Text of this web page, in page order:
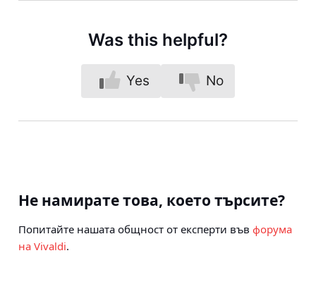
Was this helpful?
Yes No
Не намирате това, което търсите?
Попитайте нашата общност от експерти във форума
на Vivaldi.